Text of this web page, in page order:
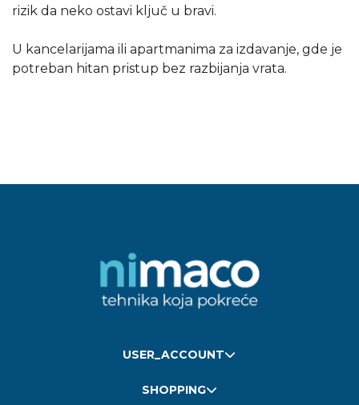
rizik da neko ostavi ključ u bravi.
U kancelarijama ili apartmanima za izdavanje, gde je
potreban hitan pristup bez razbijanja vrata.
USER_ACCOUNT
SHOPPING